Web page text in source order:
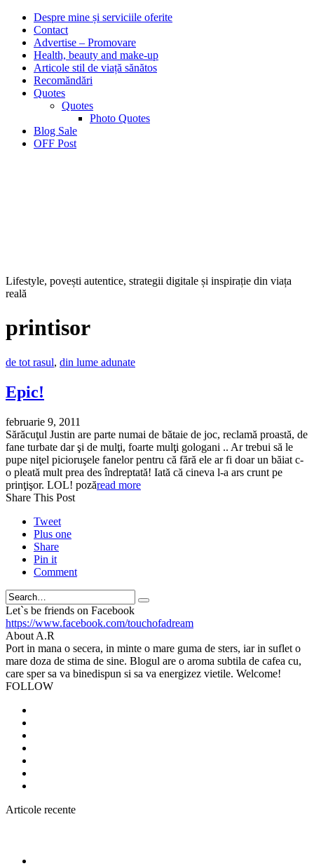
Despre mine și serviciile oferite
Contact
Advertise – Promovare
Health, beauty and make-up
Articole stil de viață sănătos
Recomăndări
Quotes
Quotes
Photo Quotes
Blog Sale
OFF Post
Lifestyle, povești autentice, strategii digitale și inspirație din viața
reală
printisor
de tot rasul, din lume adunate
Epic!
februarie 9, 2011
Sărăcuţul Justin are parte numai de bătaie de joc, reclamă proastă, de
fane turbate dar şi de mulţi, foarte mulţi gologani .. Ar trebui să le
pupe niţel picioruşele fanelor pentru că fără ele ar fi doar un băiat c-
o pleată mult prea des îndreptată! Iată că cineva l-a ars crunt pe
prinţişor. LOL! pozăread more
Share This Post
Tweet
Plus one
Share
Pin it
Comment
Search
Let`s be friends on Facebook
https://www.facebook.com/touchofadream
About A.R
Port in mana o secera, in minte o mare guma de sters, iar in suflet o
mare doza de stima de sine. Blogul are o aroma subtila de cafea cu,
care sper sa va binedispun si sa va energizez vietile. Welcome!
FOLLOW
Articole recente